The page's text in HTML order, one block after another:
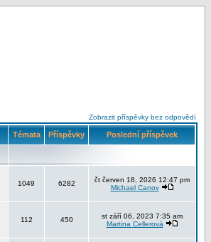
Zobrazit příspěvky bez odpovědí
Témata Příspěvky Poslední příspěvek
1049 6282
čt červen 18, 2026 12:47 pm
Michael Canov
112 450
st září 06, 2023 7:35 am
Martina Cellerová